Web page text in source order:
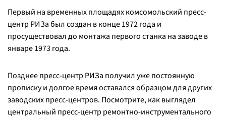
Первый на временных площадях комсомольский пресс-
центр РИЗа был создан в конце 1972 года и
просуществовал до монтажа первого станка на заводе в
январе 1973 года.
Позднее пресс-центр РИЗа получил уже постоянную
прописку и долгое время оставался образцом для других
заводских пресс-центров. Посмотрите, как выглядел
центральный пресс-центр ремонтно-инструментального